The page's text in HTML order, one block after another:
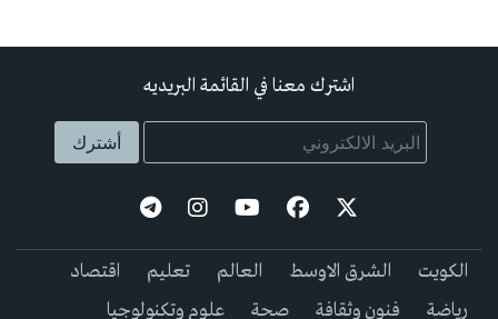
اشترك معنا في القائمة البريديه
الكويت الشرق الاوسط العالم تعليم
اقتصاد
رياضة
فنون وثقافة صحة علوم وتكنولوجيا